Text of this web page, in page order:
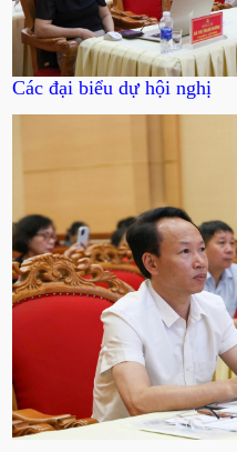
Các đại biểu dự hội nghị